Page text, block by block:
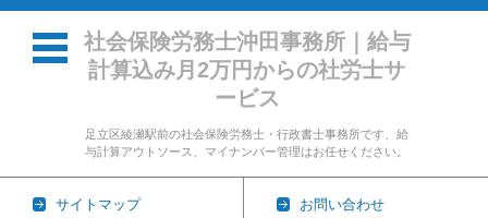
社会保険労務士沖田事務所｜給与
計算込み月2万円からの社労士サ
ービス
足立区綾瀬駅前の社会保険労務士・行政書士事務所です、給
与計算アウトソース、マイナンバー管理はお任せください。
サイトマップ
お問い合わせ